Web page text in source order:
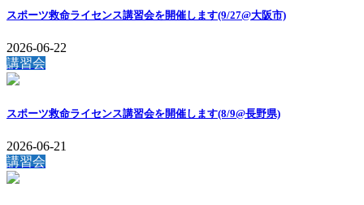
スポーツ救命ライセンス講習会を開催します(9/27@大阪市)
2026-06-22
講習会
スポーツ救命ライセンス講習会を開催します(8/9@長野県)
2026-06-21
講習会